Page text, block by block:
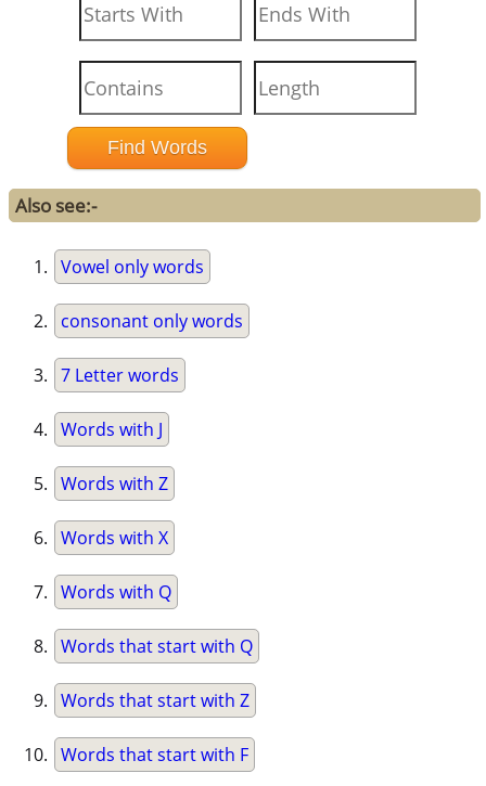
Also see:-
Vowel only words
consonant only words
7 Letter words
Words with J
Words with Z
Words with X
Words with Q
Words that start with Q
Words that start with Z
Words that start with F